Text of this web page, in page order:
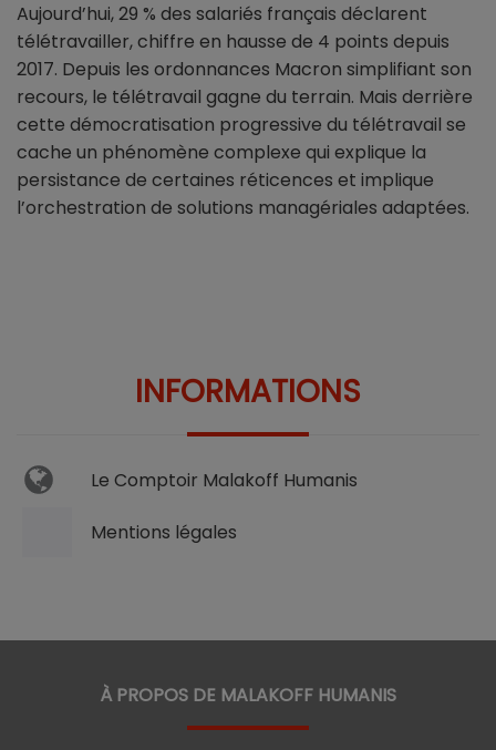
Aujourd’hui, 29 % des salariés français déclarent
télétravailler, chiffre en hausse de 4 points depuis
2017. Depuis les ordonnances Macron simplifiant son
recours, le télétravail gagne du terrain. Mais derrière
cette démocratisation progressive du télétravail se
cache un phénomène complexe qui explique la
persistance de certaines réticences et implique
l’orchestration de solutions managériales adaptées.
INFORMATIONS
Le Comptoir Malakoff Humanis
Mentions légales
À PROPOS DE MALAKOFF HUMANIS